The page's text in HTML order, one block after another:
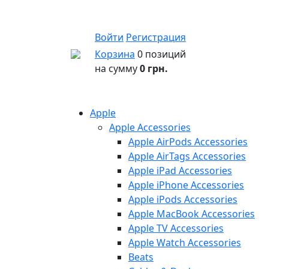
Войти Регистрация
Корзина 0 позиций
на сумму0 грн.
Apple
Apple Accessories
Apple AirPods Accessories
Apple AirTags Accessories
Apple iPad Accessories
Apple iPhone Accessories
Apple iPods Accessories
Apple MacBook Accessories
Apple TV Accessories
Apple Watch Accessories
Beats